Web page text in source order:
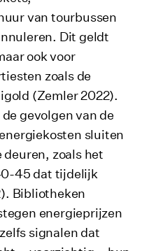
van tourbussen
Dit geldt
ook voor
zoals de
(Zemler 2022).
gevolgen van de
sluiten
deuren, zoals het
45 dat tijdelijk
Bibliotheken
energieprijzen
signalen dat